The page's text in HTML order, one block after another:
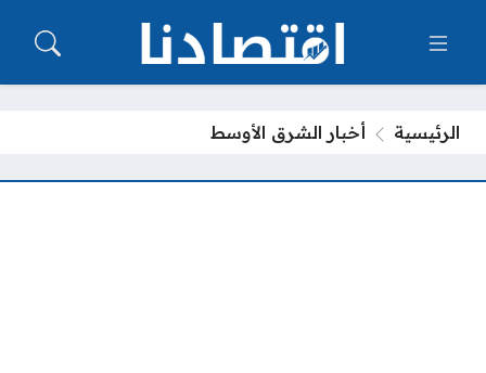
الرئيسية أخبار الشرق الأوسط